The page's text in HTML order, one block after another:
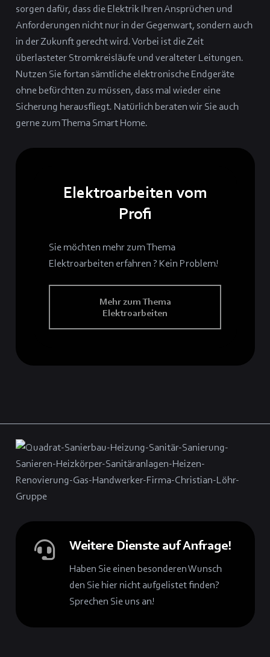
sorgen dafür, dass die Elektrik Ihren Ansprüchen und
Anforderungen nicht nur in der Gegenwart, sondern auch
in der Zukunft gerecht wird. Vorbei ist die Zeit
überlasteter Stromkreisläufe und veralteter Leitungen.
Nutzen Sie fortan sämtliche elektronische Endgeräte
ohne befürchten zu müssen, dass mal wieder eine
Sicherung herausfliegt. Natürlich beraten wir Sie auch
gerne zum Thema Smart Home.
Elektroarbeiten vom
Profi
Sie möchten mehr zum Thema
Elektroarbeiten erfahren ? Kein Problem!
Mehr zum Thema
Elektroarbeiten
Weitere Dienste auf Anfrage!
Haben Sie einen besonderen Wunsch
den Sie hier nicht aufgelistet finden?
Sprechen Sie uns an!